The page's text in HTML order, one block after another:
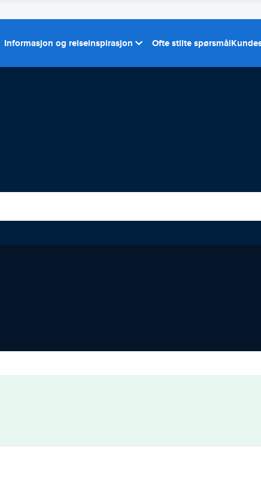
Informasjon og reiseinspirasjon Ofte stilte spørsmål